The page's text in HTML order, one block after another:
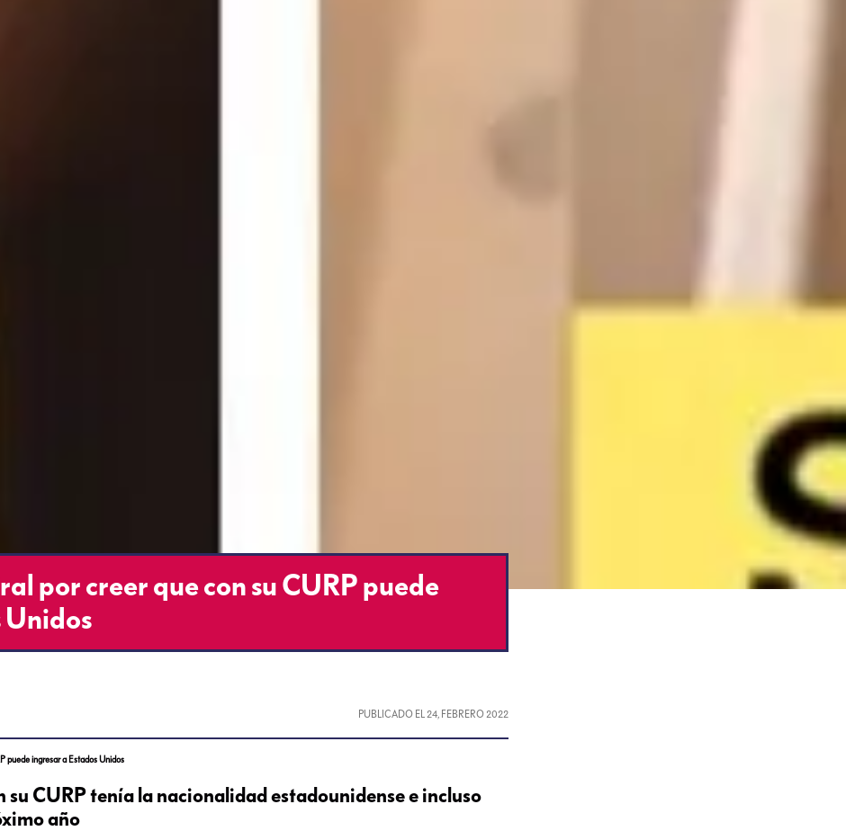
por creer que con su CURP puede
Unidos
PUBLICADO EL 24, FEBRERO 2022
puede ingresar a Estados Unidos
su CURP tenía la nacionalidad estadounidense e incluso
año